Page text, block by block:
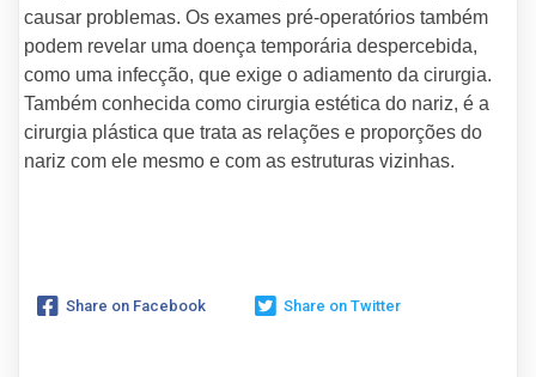
causar problemas. Os exames pré-operatórios também
podem revelar uma doença temporária despercebida,
como uma infecção, que exige o adiamento da cirurgia.
Também conhecida como cirurgia estética do nariz, é a
cirurgia plástica que trata as relações e proporções do
nariz com ele mesmo e com as estruturas vizinhas.
Share on Facebook Share on Twitter